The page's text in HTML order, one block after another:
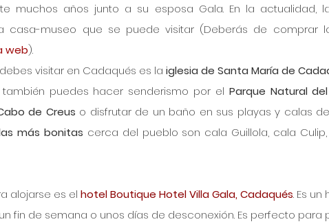
muchos años junto a su esposa Gala. En la actualidad,
casa-museo que se puede visitar (Deberás de comprar
web).
visitar en Cadaqués es la iglesia de Santa María de
puedes hacer senderismo por el Parque Natural
de Creus o disfrutar de un baño en sus playas y calas
más bonitas cerca del pueblo son cala Guillola, cala
alojarse es el hotel Boutique Hotel Villa Gala, Cadaqués. Es
fin de semana o unos días de desconexión. Es perfecto para